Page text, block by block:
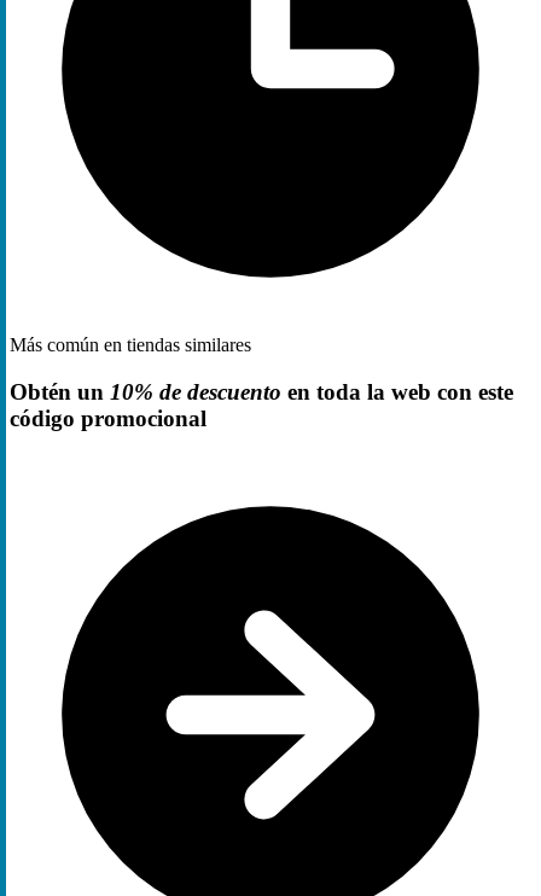
Más común en tiendas similares
Obtén un 10% de descuento en toda la web con este
código promocional